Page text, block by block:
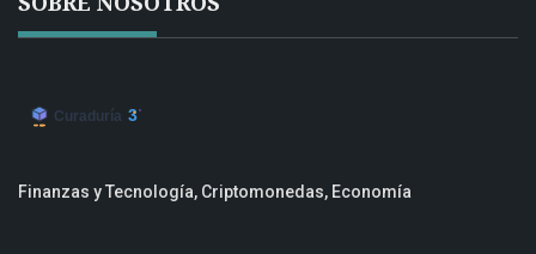
Finanzas y Tecnología, Criptomonedas, Economía